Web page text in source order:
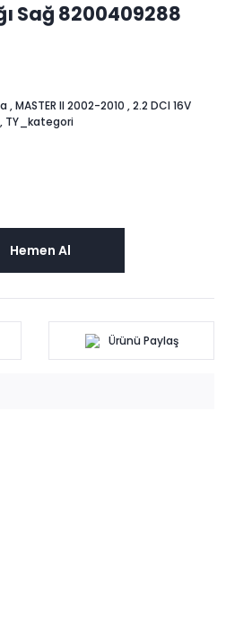
Sağ 8200409288
,MASTER II 2002-2010 ,2.2 DCI 16V
, TY_kategori
Hemen Al
Ürünü Paylaş